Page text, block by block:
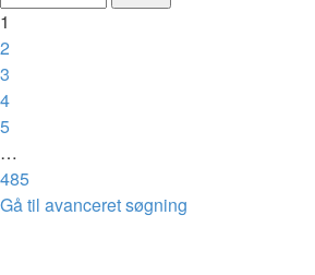
af
485
1
2
3
4
5
…
485
Næste
Gå til avanceret søgning